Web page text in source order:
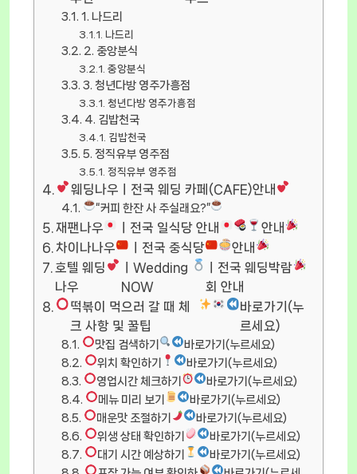
1. 나드리
나드리
2. 중앙분식
중앙분식
3. 청년다방 영주가흥점
청년다방 영주가흥점
4. 김밥천국
김밥천국
5. 정직유부 영주점
정직유부 영주점
웨딩나우ㅣ전국 웨딩 카페(CAFE)안내
“커피 한잔 사 주실래요?”
재팬나우 ㅣ전국 일식당 안내
안내
차이나나우
ㅣ전국 중식당
안내
호텔 웨딩
나우
ㅣWedding
NOW
ㅣ전국 웨딩박람
회 안내
떡볶이 먹으러 갈 때 체
크 사항 및 꿀팁
바로가기(누
르세요)
맛집 검색하기
바로가기(누르세요)
위치 확인하기
바로가기(누르세요)
영업시간 체크하기
바로가기(누르세요)
메뉴 미리 보기
바로가기(누르세요)
매운맛 조절하기
바로가기(누르세요)
위생 상태 확인하기
바로가기(누르세요)
대기 시간 예상하기
바로가기(누르세요)